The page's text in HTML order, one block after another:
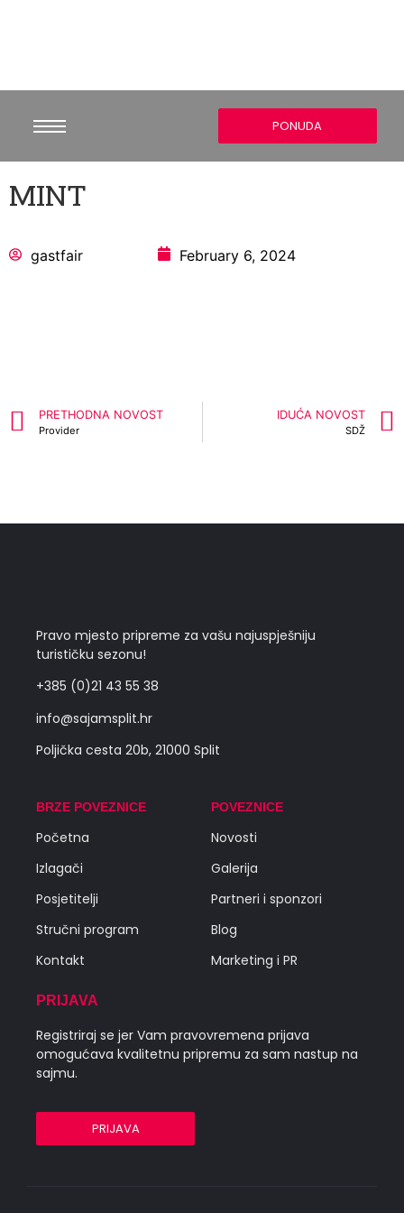
PONUDA
MINT
gastfair February 6, 2024
PRETHODNA NOVOST
Provider
IDUĆA NOVOST
SDŽ
Pravo mjesto pripreme za vašu najuspješniju
turističku sezonu!
+385 (0)21 43 55 38
info@sajamsplit.hr
Poljička cesta 20b, 21000 Split
BRZE POVEZNICE
Početna
Izlagači
Posjetitelji
Stručni program
Kontakt
POVEZNICE
Novosti
Galerija
Partneri i sponzori
Blog
Marketing i PR
PRIJAVA
Registriraj se jer Vam pravovremena prijava
omogućava kvalitetnu pripremu za sam nastup na
sajmu.
PRIJAVA